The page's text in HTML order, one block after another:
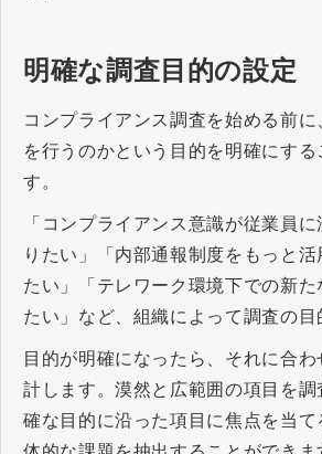
明確な調査目的の設定
コンプライアンス調査を始める前
を行うのかという目的を明確にす
す。
「コンプライアンス意識が従業員
りたい」「内部通報制度をもっと
たい」「テレワーク環境下での新た
たい」など、組織によって調査の目
目的が明確になったら、それに合
計します。漠然と広範囲の項目を調
確な目的に沿った項目に焦点を当